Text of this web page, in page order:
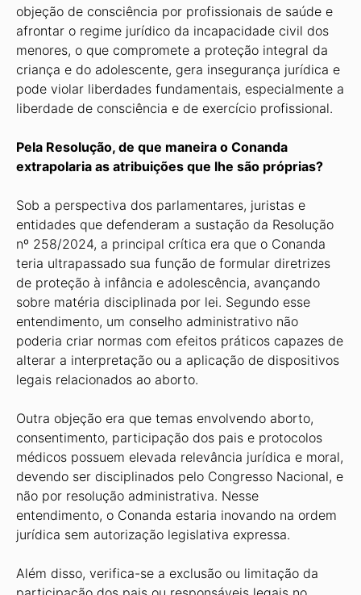
objeção de consciência por profissionais de saúde e
afrontar o regime jurídico da incapacidade civil dos
menores, o que compromete a proteção integral da
criança e do adolescente, gera insegurança jurídica e
pode violar liberdades fundamentais, especialmente a
liberdade de consciência e de exercício profissional.
Pela Resolução, de que maneira o Conanda
extrapolaria as atribuições que lhe são próprias?
Sob a perspectiva dos parlamentares, juristas e
entidades que defenderam a sustação da Resolução
nº 258/2024, a principal crítica era que o Conanda
teria ultrapassado sua função de formular diretrizes
de proteção à infância e adolescência, avançando
sobre matéria disciplinada por lei. Segundo esse
entendimento, um conselho administrativo não
poderia criar normas com efeitos práticos capazes de
alterar a interpretação ou a aplicação de dispositivos
legais relacionados ao aborto.
Outra objeção era que temas envolvendo aborto,
consentimento, participação dos pais e protocolos
médicos possuem elevada relevância jurídica e moral,
devendo ser disciplinados pelo Congresso Nacional, e
não por resolução administrativa. Nesse
entendimento, o Conanda estaria inovando na ordem
jurídica sem autorização legislativa expressa.
Além disso, verifica-se a exclusão ou limitação da